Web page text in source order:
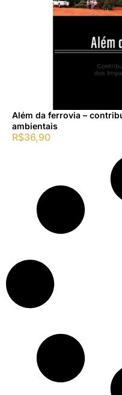
Além da ferrovia –
ambientais
R$36,90